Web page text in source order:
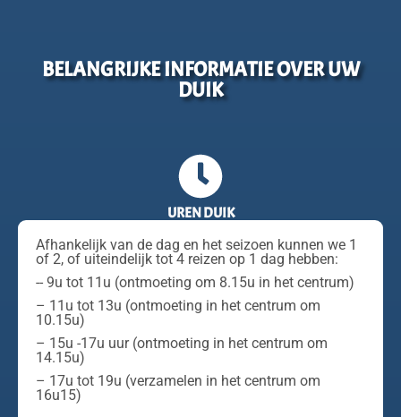
BELANGRIJKE INFORMATIE OVER UW
DUIK
UREN DUIK
Afhankelijk van de dag en het seizoen kunnen we 1
of 2, of uiteindelijk tot 4 reizen op 1 dag hebben:
-- 9u tot 11u (ontmoeting om 8.15u in het centrum)
– 11u tot 13u (ontmoeting in het centrum om
10.15u)
– 15u -17u uur (ontmoeting in het centrum om
14.15u)
– 17u tot 19u (verzamelen in het centrum om
16u15)